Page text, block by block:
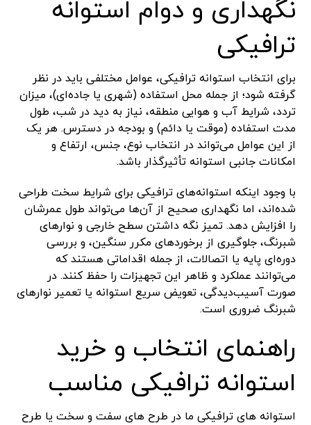
نگهداری و دوام استوانه
ترافیکی
برای انتخاب استوانه ترافیکی، عوامل مختلفی باید در نظر
گرفته شود؛ از جمله محل استفاده (شهری یا جاده‌ای)، میزان
تردد، شرایط آب و هوایی منطقه، نیاز به دید در شب، طول
مدت استفاده (موقت یا دائم) و بودجه در دسترس. هر یک
از این عوامل می‌تواند در انتخاب نوع، جنس، ارتفاع و
امکانات جانبی استوانه تأثیرگذار باشد.
با وجود اینکه استوانه‌های ترافیکی برای شرایط سخت طراحی
شده‌اند، اما نگهداری صحیح از آن‌ها می‌تواند طول عمرشان
را افزایش دهد. تمیز نگه داشتن سطح خارجی و نوارهای
شبرنگ، جلوگیری از برخوردهای مکرر سنگین، و بررسی
دوره‌ای پایه یا اتصالات، از جمله اقداماتی هستند که
می‌توانند عملکرد و ظاهر این تجهیزات را حفظ کنند. در
صورت آسیب‌دیدگی، تعویض سریع استوانه یا تعمیر نوارهای
شبرنگ ضروری است.
راهنمای انتخاب و خرید
استوانه ترافیکی مناسب
استوانه های ترافیکی ما در طرح های سفت و سخت یا طرح